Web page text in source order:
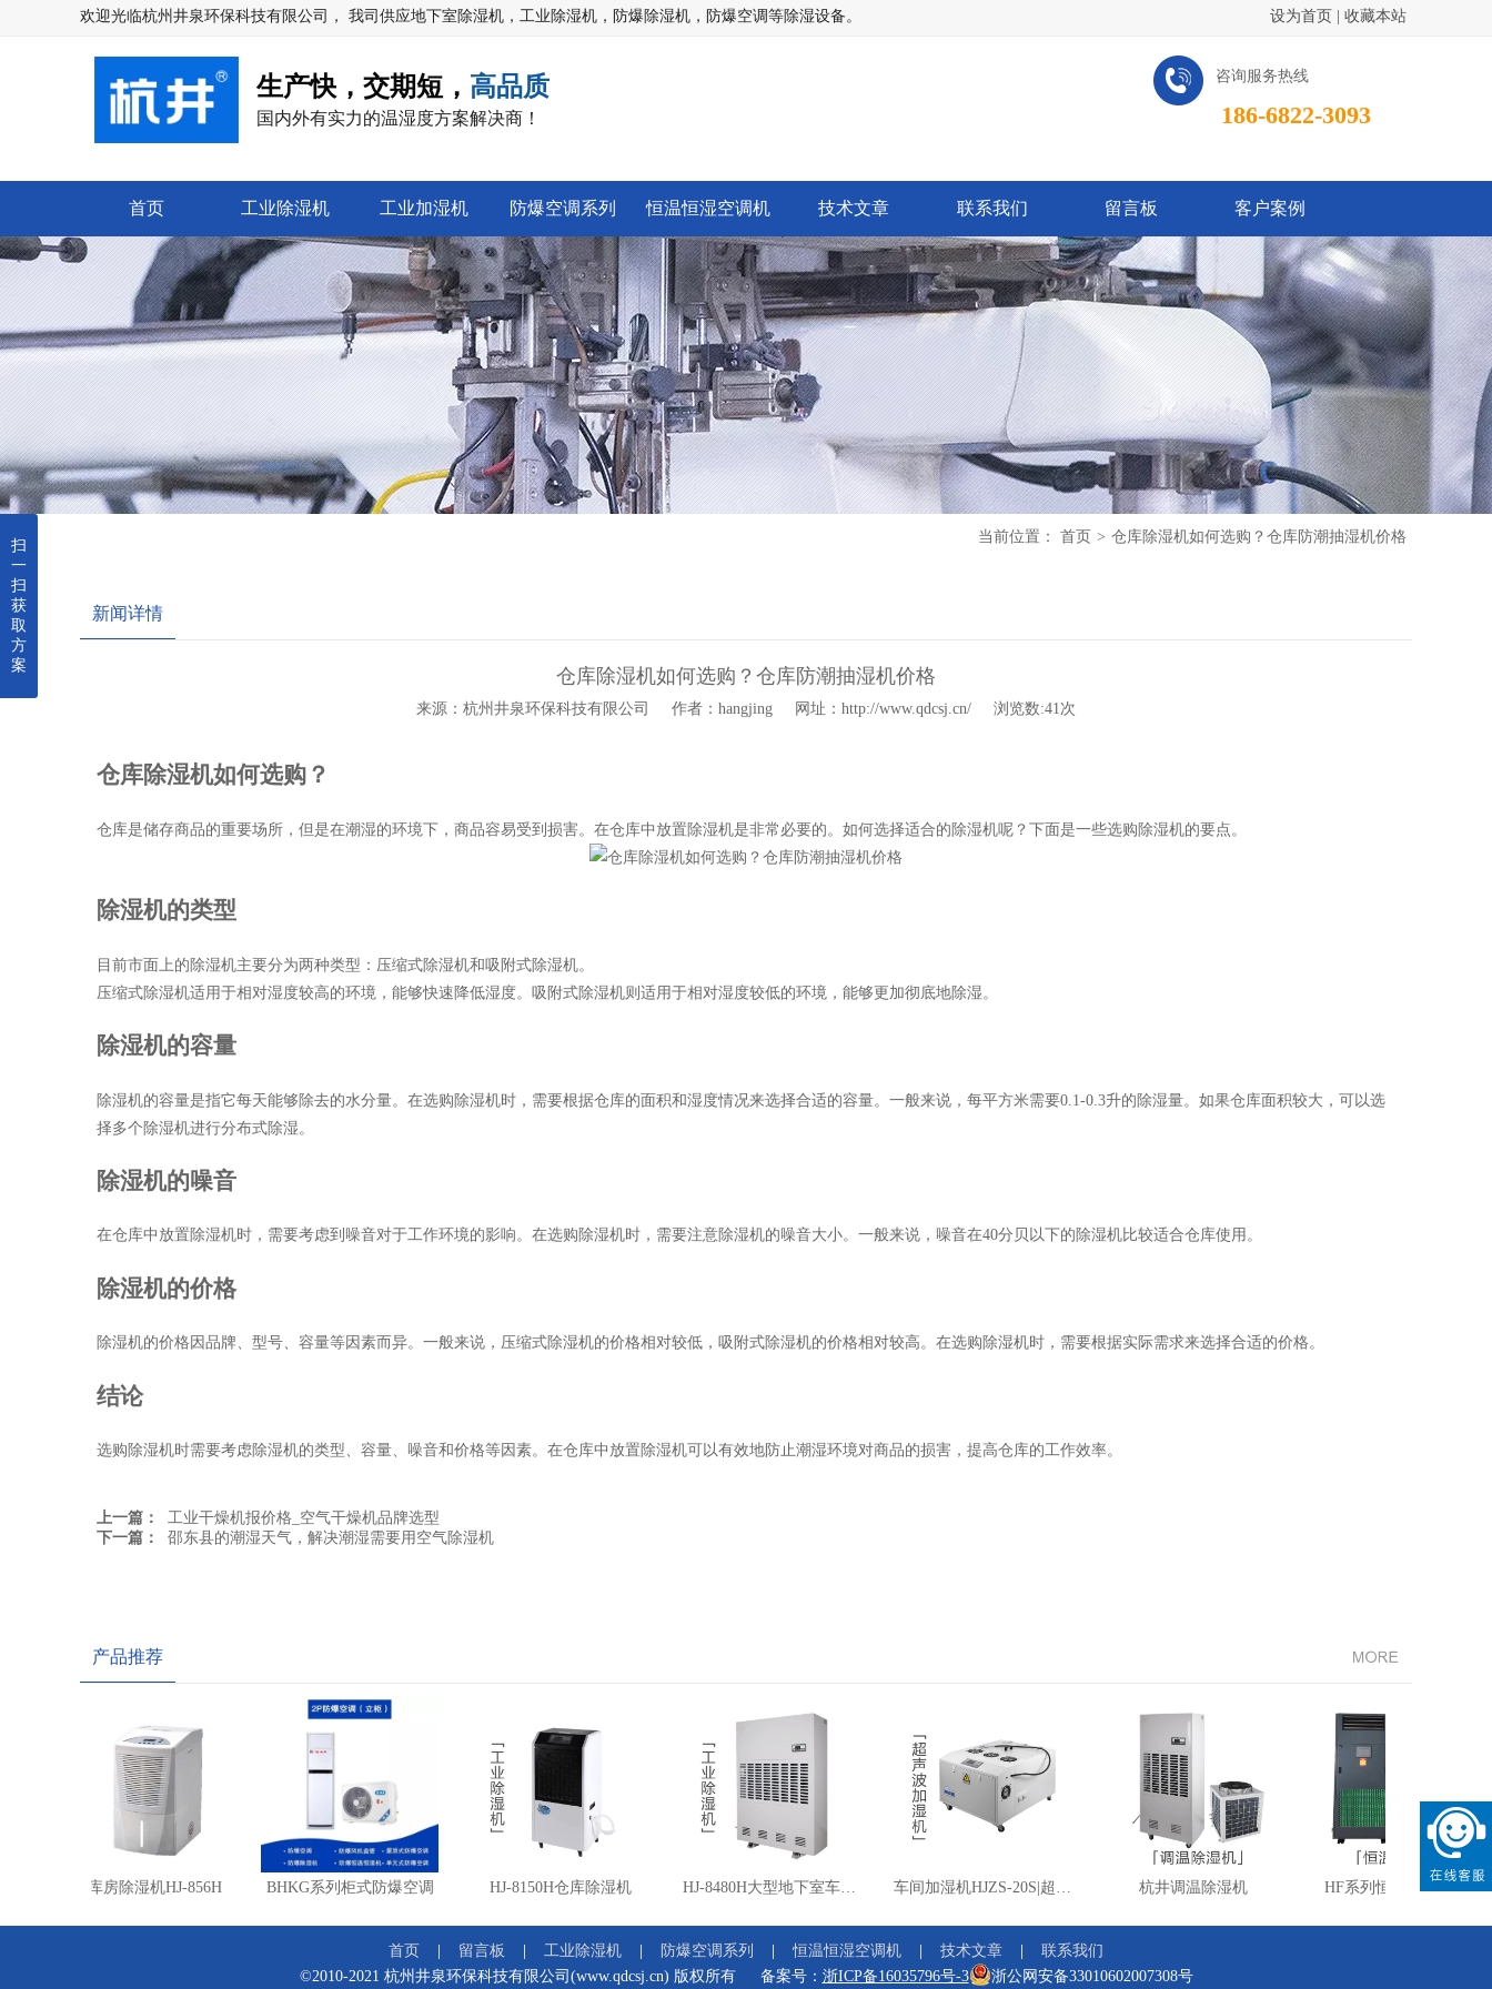
欢迎光临杭州井泉环保科技有限公司 ， 我司供应地下室除湿机，工业除湿机，防爆除湿机，防爆空调等除湿设备。 设为首页 收藏本站
生产快，交期短， 高品质
国内外有实力的温湿度方案解决商！ 186-6822-3093
咨询服务热线
首页 工业除湿机 工业加湿机 防爆空调系列 恒温恒湿空调机 技术文章 联系我们 留言板 客户案例
当前位置： 首页 > 仓库除湿机如何选购？仓库防潮抽湿机价格
新闻详情
仓库除湿机如何选购？仓库防潮抽湿机价格
来源：杭州井泉环保科技有限公司 作者：hangjing 网址： http://www.qdcsj.cn/ 浏览数:41次
仓库除湿机如何选购？
仓库是储存商品的重要场所，但是在潮湿的环境下，商品容易受到损害。在仓库中放置除湿机是非常必要的。如何选择适合的除湿机呢？下面是一些选购除湿机的要点。
除湿机的类型
目前市面上的除湿机主要分为两种类型：压缩式除湿机和吸附式除湿机。
压缩式除湿机适用于相对湿度较高的环境，能够快速降低湿度。吸附式除湿机则适用于相对湿度较低的环境，能够更加彻底地除湿。
除湿机的容量
除湿机的容量是指它每天能够除去的水分量。在选购除湿机时，需要根据仓库的面积和湿度情况来选择合适的容量。一般来说，每平方米需要0.1-0.3升的除湿量。如果仓库面积较大，可以选
择多个除湿机进行分布式除湿。
除湿机的噪音
在仓库中放置除湿机时，需要考虑到噪音对于工作环境的影响。在选购除湿机时，需要注意除湿机的噪音大小。一般来说，噪音在40分贝以下的除湿机比较适合仓库使用。
除湿机的价格
除湿机的价格因品牌、型号、容量等因素而异。一般来说，压缩式除湿机的价格相对较低，吸附式除湿机的价格相对较高。在选购除湿机时，需要根据实际需求来选择合适的价格。
结论
选购除湿机时需要考虑除湿机的类型、容量、噪音和价格等因素。在仓库中放置除湿机可以有效地防止潮湿环境对商品的损害，提高仓库的工作效率。
上一篇： 工业干燥机报价格_空气干燥机品牌选型
下一篇： 邵东县的潮湿天气，解决潮湿需要用空气除湿机
产品推荐
小型库房除湿机HJ-856H BHKG系列柜式防爆空调 HJ-8150H仓库除湿机 HJ-8480H大型地下室车库除湿机 车间加湿机HJZS-20S|超声波空气加湿器|超声波车间加湿机 杭井调温除湿机 HF系列恒温恒湿空调
首页 留言板 工业除湿机 防爆空调系列 恒温恒湿空调机 技术文章
联系我们
©2010-2021 杭州井泉环保科技有限公司(www.qdcsj.cn) 版权所有 备案号： 浙ICP备16035796号-3 浙公网安备33010602007308号
扫
一
扫
获
取
方
案